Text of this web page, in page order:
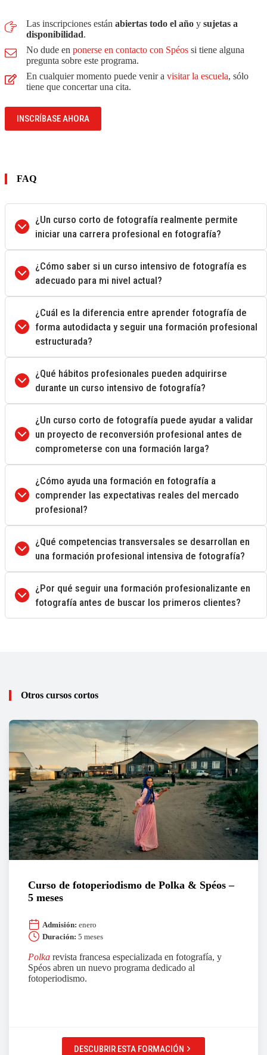
Las inscripciones están abiertas todo el año y sujetas a
disponibilidad.
No dude en ponerse en contacto con Spéos si tiene alguna
pregunta sobre este programa.
En cualquier momento puede venir a visitar la escuela, sólo
tiene que concertar una cita.
INSCRÍBASE AHORA
FAQ
¿Un curso corto de fotografía realmente permite
iniciar una carrera profesional en fotografía?
¿Cómo saber si un curso intensivo de fotografía es
adecuado para mi nivel actual?
¿Cuál es la diferencia entre aprender fotografía de
forma autodidacta y seguir una formación profesional
estructurada?
¿Qué hábitos profesionales pueden adquirirse
durante un curso intensivo de fotografía?
¿Un curso corto de fotografía puede ayudar a validar
un proyecto de reconversión profesional antes de
comprometerse con una formación larga?
¿Cómo ayuda una formación en fotografía a
comprender las expectativas reales del mercado
profesional?
¿Qué competencias transversales se desarrollan en
una formación profesional intensiva de fotografía?
¿Por qué seguir una formación profesionalizante en
fotografía antes de buscar los primeros clientes?
Otros cursos cortos
Curso de fotoperiodismo de Polka & Spéos –
5 meses
Admisión: enero
Duración: 5 meses
Polka revista francesa especializada en fotografía, y
Spéos abren un nuevo programa dedicado al
fotoperiodismo.
DESCUBRIR ESTA FORMACIÓN